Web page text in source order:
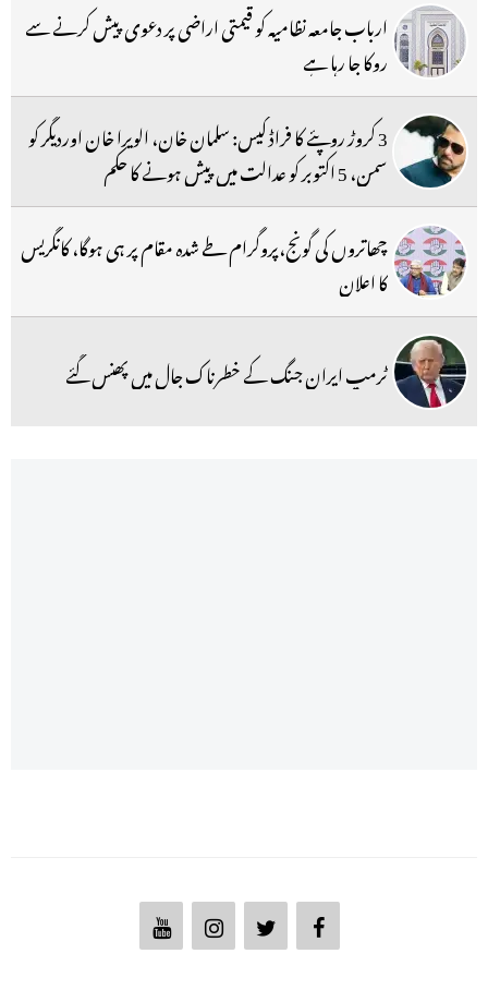
ارباب جامعہ نظامیہ کو قیمتی اراضی پر دعوی پیش کرنے سے
روکا جا رہا ہے
3 کروڑ روپئے کا فراڈ کیس: سلمان خان، الویرا خان اوردیگر کو
سمن، 5 اکتوبر کو عدالت میں پیش ہونے کا حکم
چھاتروں کی گونج،پروگرام طے شدہ مقام پر ہی ہوگا، کانگریس
کا اعلان
ٹرمپ ایران جنگ کے خطرناک جال میں پھنس گئے